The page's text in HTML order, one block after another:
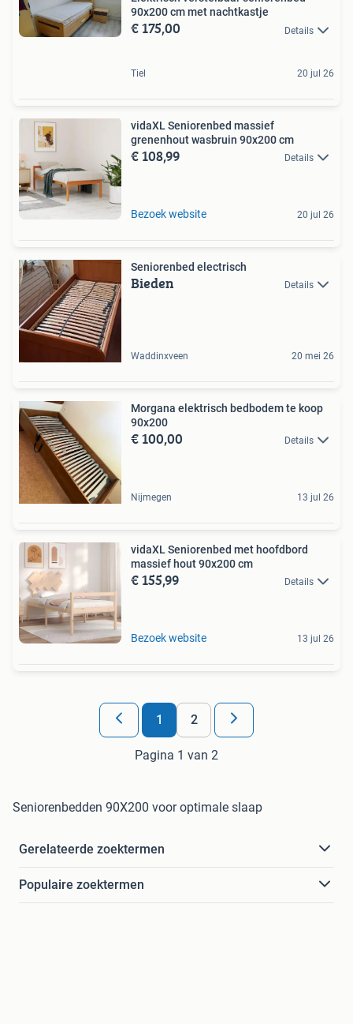
90x200 cm met nachtkastje
€ 175,00 Details
Tiel 20 jul 26
vidaXL Seniorenbed massief
grenenhout wasbruin 90x200 cm
€ 108,99 Details
Bezoek website 20 jul 26
Seniorenbed electrisch
Bieden Details
Waddinxveen 20 mei 26
Morgana elektrisch bedbodem te koop
90x200
€ 100,00 Details
Nijmegen 13 jul 26
vidaXL Seniorenbed met hoofdbord
massief hout 90x200 cm
€ 155,99 Details
Bezoek website 13 jul 26
1 2
Pagina 1 van 2
Seniorenbedden 90X200 voor optimale slaap
Gerelateerde zoektermen
Populaire zoektermen